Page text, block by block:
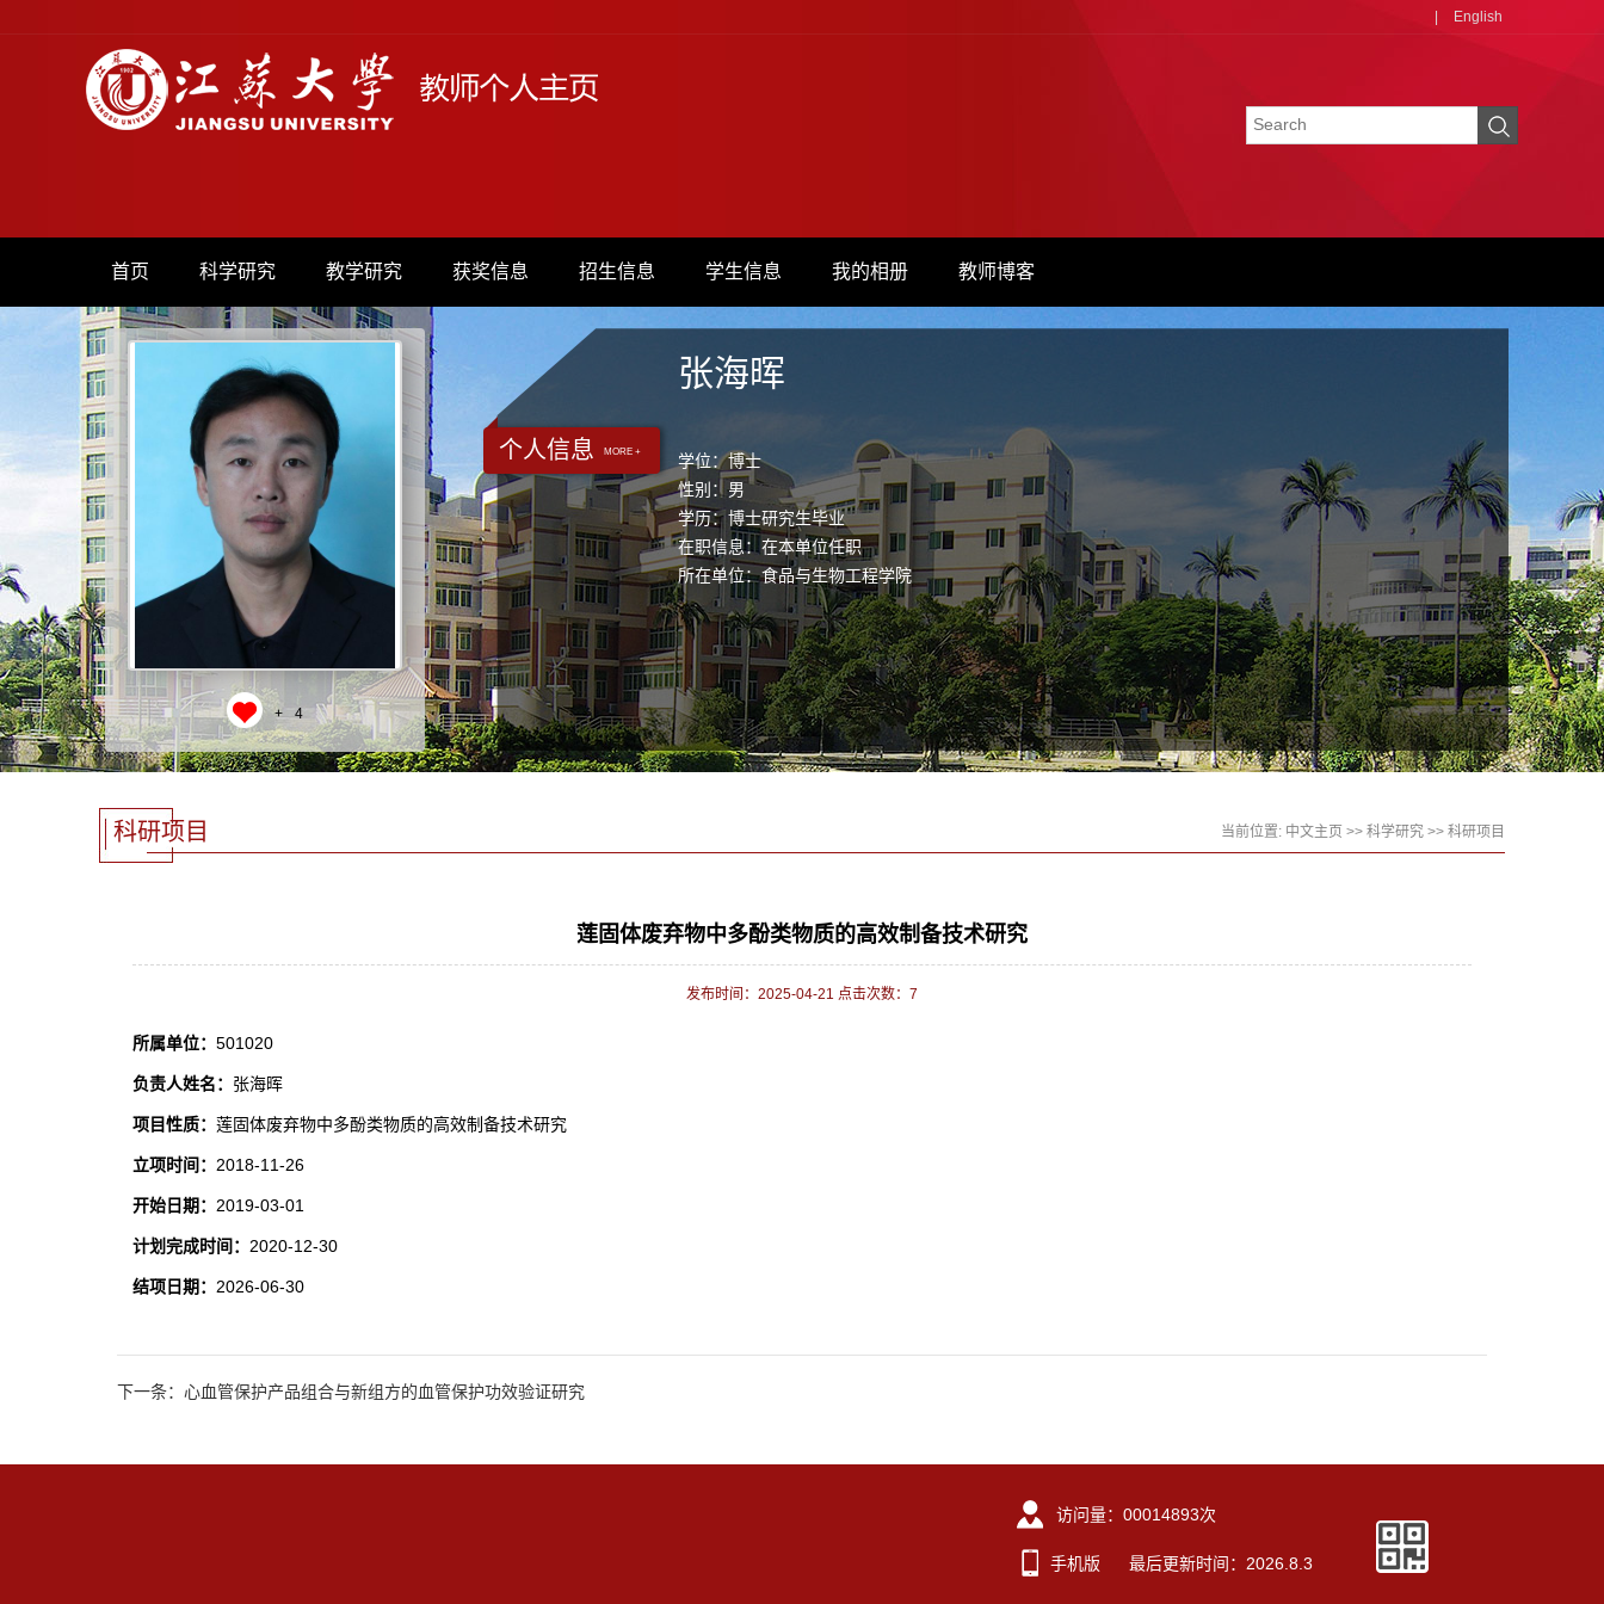
English
首页 科学研究 教学研究 获奖信息 招生信息 学生信息 我的相册 教师博客
+ 4
个人信息 MORE +
张海晖
学位：博士
性别：男
学历：博士研究生毕业
在职信息：在本单位任职
所在单位：食品与生物工程学院
科研项目 当前位置: 中文主页 >> 科学研究 >> 科研项目
莲固体废弃物中多酚类物质的高效制备技术研究
发布时间：2025-04-21 点击次数： 7
所属单位： 501020
负责人姓名： 张海晖
项目性质： 莲固体废弃物中多酚类物质的高效制备技术研究
立项时间： 2018-11-26
开始日期： 2019-03-01
计划完成时间： 2020-12-30
结项日期： 2026-06-30
下一条：心血管保护产品组合与新组方的血管保护功效验证研究
访问量： 00014893次
手机版 最后更新时间： 2026 8 3